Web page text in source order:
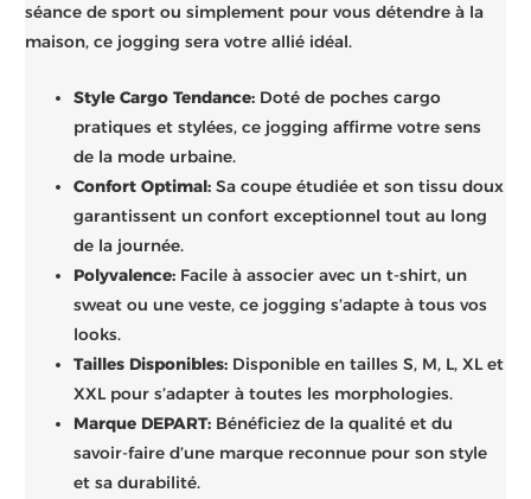
séance de sport ou simplement pour vous détendre à la
maison, ce jogging sera votre allié idéal.
Style Cargo Tendance: Doté de poches cargo
pratiques et stylées, ce jogging affirme votre sens
de la mode urbaine.
Confort Optimal: Sa coupe étudiée et son tissu doux
garantissent un confort exceptionnel tout au long
de la journée.
Polyvalence: Facile à associer avec un t-shirt, un
sweat ou une veste, ce jogging s’adapte à tous vos
looks.
Tailles Disponibles: Disponible en tailles S, M, L, XL et
XXL pour s’adapter à toutes les morphologies.
Marque DEPART: Bénéficiez de la qualité et du
savoir-faire d’une marque reconnue pour son style
et sa durabilité.